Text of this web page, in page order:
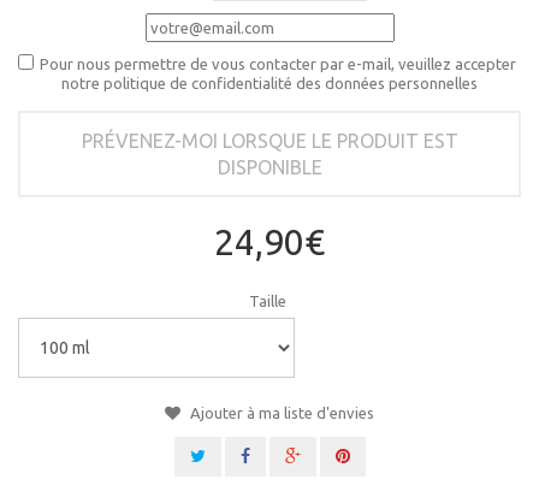
Pour nous permettre de vous contacter par e-mail, veuillez accepter
notre politique de confidentialité des données personnelles
PRÉVENEZ-MOI LORSQUE LE PRODUIT EST
DISPONIBLE
24,90€
Taille
Ajouter à ma liste d'envies